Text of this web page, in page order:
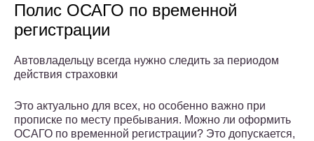
Полис ОСАГО по временной
регистрации
Автовладельцу всегда нужно следить за периодом
действия страховки
Это актуально для всех, но особенно важно при
прописке по месту пребывания. Можно ли оформить
ОСАГО по временной регистрации? Это допускается,